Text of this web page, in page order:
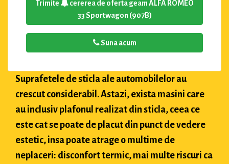
Trimite
cererea de oferta geam ALFA ROMEO
33 Sportwagon (907B)
Suna acum
Suprafetele de sticla ale automobilelor au
crescut considerabil. Astazi, exista masini care
au inclusiv plafonul realizat din sticla, ceea ce
este cat se poate de placut din punct de vedere
estetic, insa poate atrage o multime de
neplaceri: disconfort termic, mai multe riscuri ca